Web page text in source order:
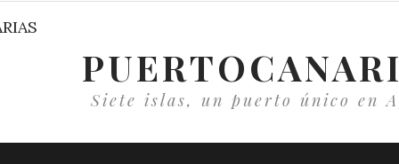
Siete islas, un puerto único en